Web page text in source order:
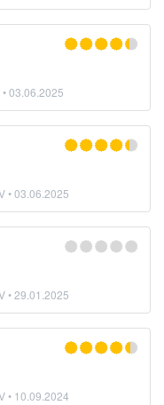
03.06.2025
•03.06.2025
•29.01.2025
• 10.09.2024